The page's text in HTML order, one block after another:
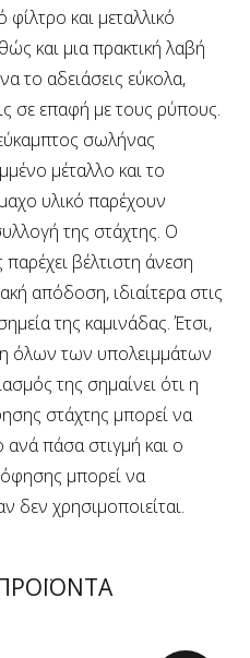
και μεταλλικό
και μια πρακτική λαβή
το αδειάσεις εύκολα,
σε επαφή με τους ρύπους.
σωλήνας
μέταλλο και το
υλικό παρέχουν
της στάχτης. Ο
βέλτιστη άνεση
απόδοση, ιδιαίτερα στις
της καμινάδας. Έτσι,
όλων των υπολειμμάτων
της σημαίνει ότι η
στάχτης μπορεί να
ανά πάσα στιγμή και ο
μπορεί να
δεν χρησιμοποιείται.